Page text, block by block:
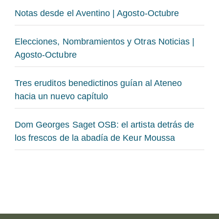
Notas desde el Aventino | Agosto-Octubre
Elecciones, Nombramientos y Otras Noticias |
Agosto-Octubre
Tres eruditos benedictinos guían al Ateneo
hacia un nuevo capítulo
Dom Georges Saget OSB: el artista detrás de
los frescos de la abadía de Keur Moussa